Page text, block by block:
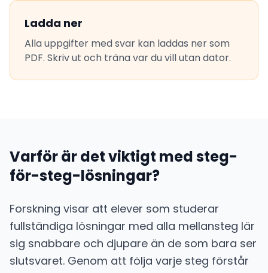
Ladda ner
Alla uppgifter med svar kan laddas ner som
PDF. Skriv ut och träna var du vill utan dator.
Varför är det viktigt med steg-
för-steg-lösningar?
Forskning visar att elever som studerar
fullständiga lösningar med alla mellansteg lär
sig snabbare och djupare än de som bara ser
slutsvaret. Genom att följa varje steg förstår